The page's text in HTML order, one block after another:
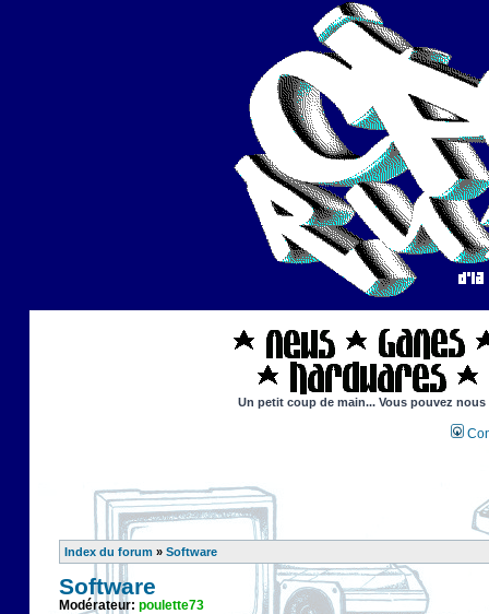
Un petit coup de main... Vous pouvez
Index du forum » Software
Software
Modérateur: poulette73